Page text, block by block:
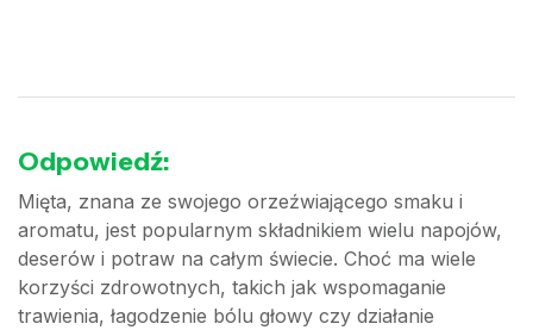
Odpowiedź:
Mięta, znana ze swojego orzeźwiającego smaku i
aromatu, jest popularnym składnikiem wielu napojów,
deserów i potraw na całym świecie. Choć ma wiele
korzyści zdrowotnych, takich jak wspomaganie
trawienia, łagodzenie bólu głowy czy działanie